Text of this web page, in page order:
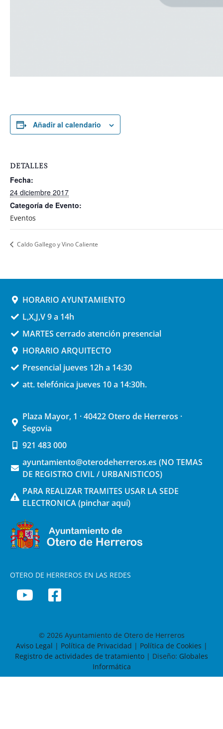
Añadir al calendario
DETALLES
Fecha:
24 diciembre 2017
Categoría de Evento:
Eventos
Caldo Gallego y Vino Caliente
HORARIO AYUNTAMIENTO
L,X,J,V 9 a 14h
MARTES cerrado atención presencial
HORARIO ARQUITECTO
Presencial jueves 12h a 14:30
att. telefónica jueves 10 a 14:30h.
Plaza Mayor, 1 · 40422 Otero de Herreros ·
Segovia
921 483 000
ayuntamiento@oterodeherreros.es (NO TEMAS
DE REGISTRO CIVIL / URBANISTICOS)
PARA REALIZAR TRAMITES USAR LA SEDE
ELECTRONICA (pinchar aquí)
OTERO DE HERREROS EN LAS REDES
© 2026 Ayuntamiento de Otero de Herreros
Aviso Legal | Política de Privacidad | Política de Cookies |
Registro de actividades de tratamiento | Diseño: Globales
Informática